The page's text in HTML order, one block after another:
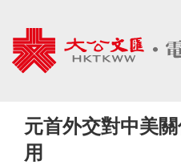
元首外交對中美
用